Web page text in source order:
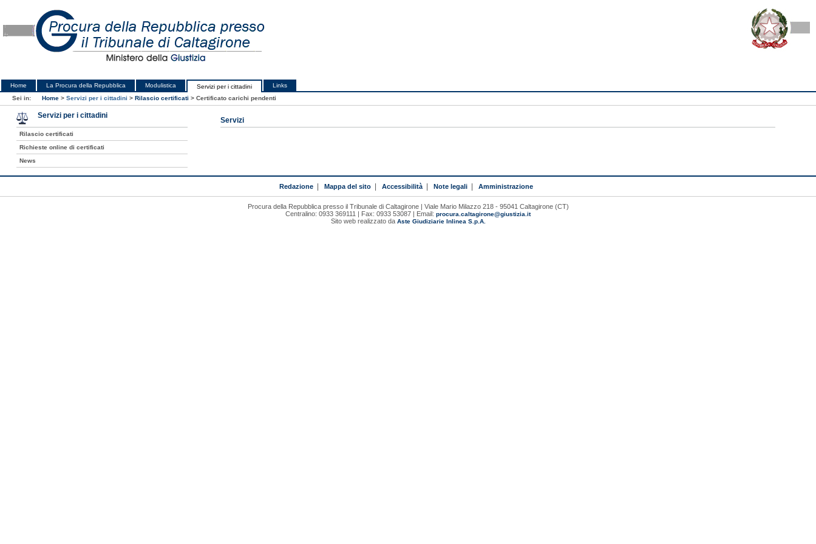
Home La Procura della Repubblica Modulistica Servizi per i cittadini
Links
Sei in:
Home > Servizi per i cittadini > Rilascio certificati > Certificato carichi pendenti
Servizi
Servizi per i cittadini
Rilascio certificati
Richieste online di certificati
News
Redazione Mappa del sito Accessibilità Note legali Amministrazione
Procura della Repubblica presso il Tribunale di Caltagirone | Viale Mario Milazzo 218 - 95041 Caltagirone (CT)
Centralino: 0933 369111 | Fax: 0933 53087 | Email: procura.caltagirone@giustizia.it
Sito web realizzato da Aste Giudiziarie Inlinea S.p.A.